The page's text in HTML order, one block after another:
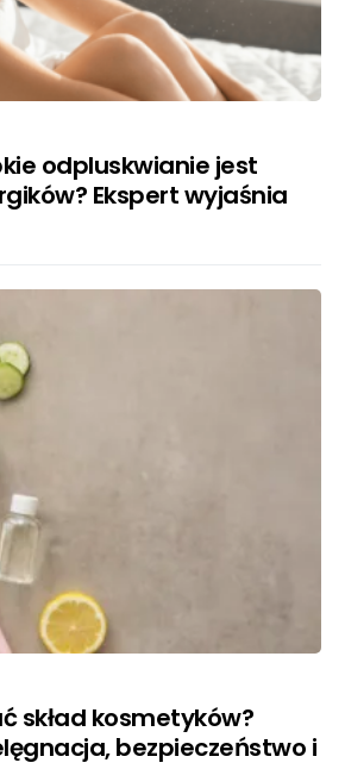
odpluskwianie jest
Ekspert wyjaśnia
skład kosmetyków?
bezpieczeństwo i